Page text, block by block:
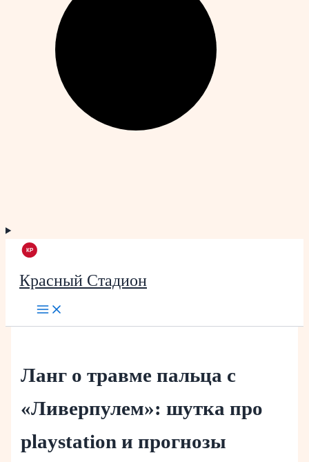
Красный Стадион
Ланг о травме пальца с
«Ливерпулем»: шутка про
playstation и прогнозы